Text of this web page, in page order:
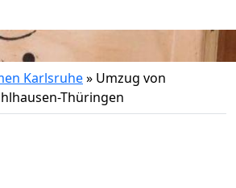
Karlsruhe» Umzug von
Thüringen